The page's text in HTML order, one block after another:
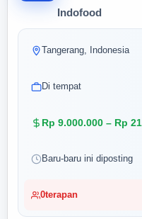
Indofood
Tangerang, Indonesia
Di tempat
Rp 9.000.000 – Rp
Baru-baru ini diposting
0terapan